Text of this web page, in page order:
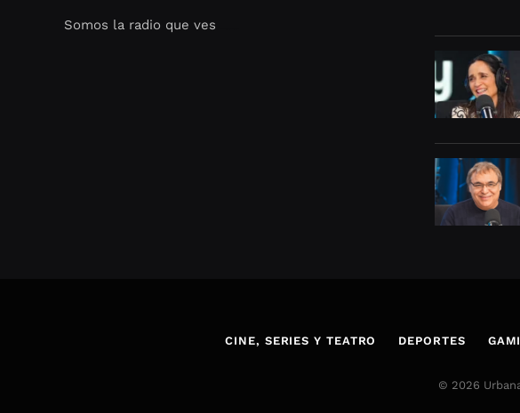
Somos la radio que ves
CINE, SERIES Y TEATRO DEPORTES
© 2026